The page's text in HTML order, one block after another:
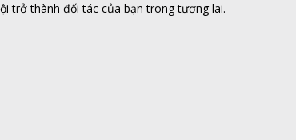
trở thành đối tác của bạn trong tương lai.